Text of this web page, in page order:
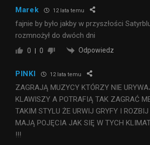
Marek 12 lata temu
fajnie by było jakby w przyszłości
rozmnożył do dwóch dni
0 0 Odpowiedz
PINKI 12 lata temu
ZAGRAJĄ MUZYCY KTÓRZY NIE
KLAWISZY A POTRAFIĄ TAK ZAGRAĆ
TAKIM STYLU ŻE URWIJ GRYFY I
MAJĄ POJĘCIA JAK SIĘ W TYCH
!!!